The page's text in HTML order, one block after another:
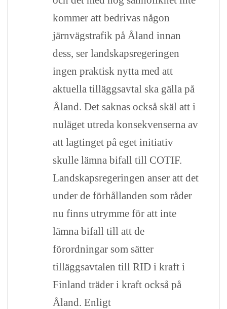
kommer att bedrivas någon
järnvägstrafik på Åland innan
dess, ser landskapsregeringen
ingen praktisk nytta med att
aktuella tilläggsavtal ska gälla på
Åland. Det saknas också skäl att i
nuläget utreda konsekvenserna av
att lagtinget på eget initiativ
skulle lämna bifall till COTIF.
Landskapsregeringen anser att det
under de förhållanden som råder
nu finns utrymme för att inte
lämna bifall till att de
förordningar som sätter
tilläggsavtalen till RID i kraft i
Finland träder i kraft också på
Åland. Enligt